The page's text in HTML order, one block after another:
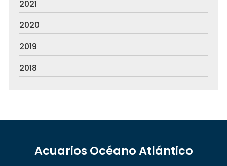
2021
2020
2019
2018
Acuarios Océano Atlántico